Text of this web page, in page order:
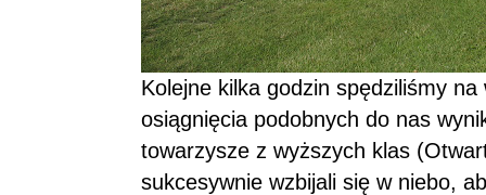
Kolejne kilka godzin spędziliśmy
osiągnięcia podobnych do nas
towarzysze z wyższych klas
sukcesywnie wzbijali się w niebo,